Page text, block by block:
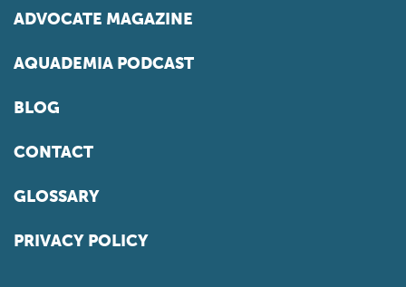
ADVOCATE MAGAZINE
AQUADEMIA PODCAST
BLOG
CONTACT
GLOSSARY
PRIVACY POLICY